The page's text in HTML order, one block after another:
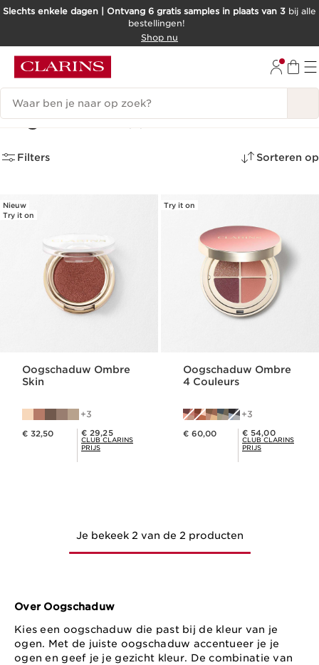
DOORGAAN NAAR INHOUD
Slechts enkele dagen | Ontvang 6 gratis samples in plaats van 3 bij alle
bestellingen!
Shop nu
Zoekgeschiedenis
Oogschaduw (2)
Filters Sorteren op
Nieuw
Try it on
Oogschaduw Ombre
Skin
3
€ 32,50 Club Clarins Prijs € 29,25
€ 29,25
CLUB CLARINS
PRIJS
Try it on
Oogschaduw Ombre
4 Couleurs
3
€ 60,00 Club Clarins Prijs € 54,00
€ 54,00
CLUB CLARINS
PRIJS
Je bekeek 2 van de 2 producten
Over Oogschaduw
Kies een oogschaduw die past bij de kleur van je
ogen. Met de juiste oogschaduw accentueer je je
ogen en geef je je gezicht kleur. De combinatie van